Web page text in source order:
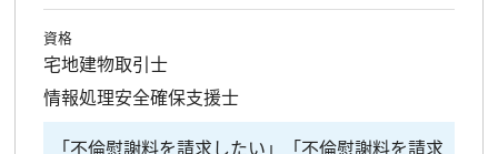
資格
宅地建物取引士
情報処理安全確保支援士
「不倫慰謝料を請求したい」「不倫慰謝料を請求